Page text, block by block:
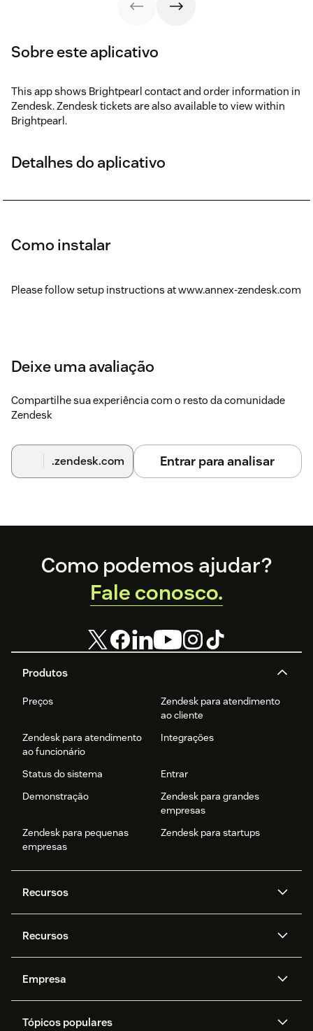
Sobre este aplicativo
This app shows Brightpearl contact and order information in
Zendesk. Zendesk tickets are also available to view within
Brightpearl.
Detalhes do aplicativo
Como instalar
Please follow setup instructions at www.annex-zendesk.com
Deixe uma avaliação
Compartilhe sua experiência com o resto da comunidade
Zendesk
.zendesk.com Entrar para analisar
Footer
Produtos
Preços
Zendesk para atendimento
ao cliente
Zendesk para atendimento
ao funcionário
Integrações
Status do sistema
Entrar
Demonstração
Zendesk para grandes
empresas
Zendesk para pequenas
empresas
Zendesk para startups
Recursos
Zendesk AI
Mensagens e chat em tempo
real
Privacidade e proteção de
Trabalho com tickets
Recursos
API e desenvolvedores
Empresa
Tópicos populares
Como podemos ajudar?
Fale conosco.